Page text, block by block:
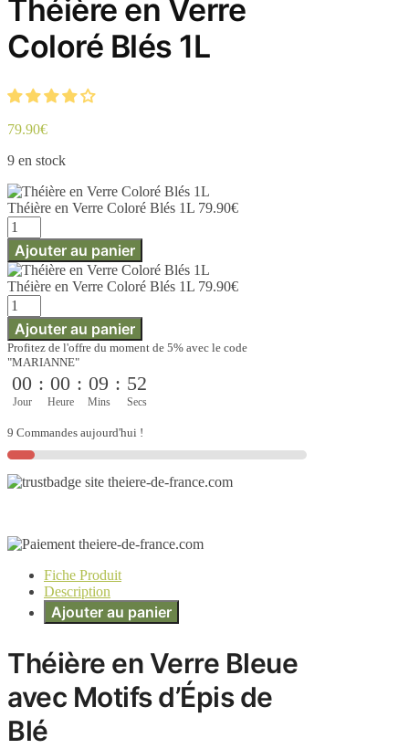
Théière en Verre
Coloré Blés 1L
79.90€
9 en stock
Théière en Verre Coloré Blés 1L 79.90€
quantité
de
Théière
en
Verre
Coloré
Blés
1L
Ajouter au panier
Théière en Verre Coloré Blés 1L 79.90€
quantité
de
Théière
en
Verre
Coloré
Blés
Ajouter au panier
Profitez de l'offre du moment de 5% avec le code
"MARIANNE"
00
Jour
: 00
Heure
: 09
Mins
: 52
Secs
9 Commandes aujourd'hui !
Fiche Produit
Description
Ajouter au panier
Théière en Verre Bleue
avec Motifs d’Épis de
Blé